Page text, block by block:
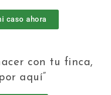
caso ahora
con tu finca,
aquí”